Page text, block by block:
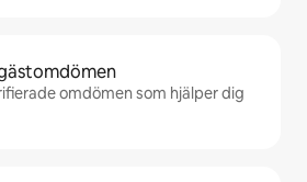
omdömen som hjälper dig